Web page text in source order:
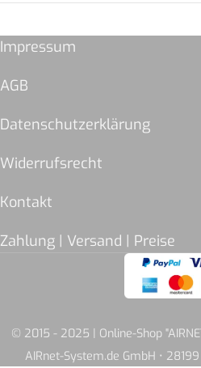
Impressum
AGB
Datenschutzerklärung
Widerrufsrecht
Kontakt
Zahlung | Versand | Preise
© 2015 - 2025 | Online-Shop
AIRnet-System.de GmbH •